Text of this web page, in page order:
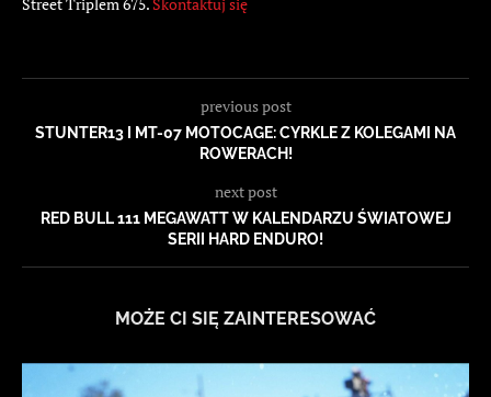
previous post
STUNTER13 I MT-07 MOTOCAGE: CYRKLE Z KOLEGAMI NA
ROWERACH!
next post
RED BULL 111 MEGAWATT W KALENDARZU ŚWIATOWEJ
SERII HARD ENDURO!
MOŻE CI SIĘ ZAINTERESOWAĆ